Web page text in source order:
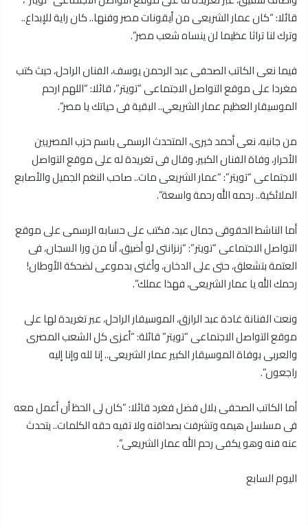
قائلا: “كان عمار الشريعى من أيقونات مصر وفنها.. كان راية للإبداع..
وترك لنا تراثا عظيما لن ينساه شعب مصر”.
فيما نعى الكاتب الصحفى عبد الرحمن يوسف، الفنان الراحل، حيث كتب
مغردا على موقع التواصل الاجتماعى “تويتر”، قائلا: “اللهم ارحم
الموسيقار العظيم عمار الشريعي.. البقية فى حياتك يا مصر”.
من جانبه، نعى أحمد خيرى، المتحدث الرسمى باسم حزب المصريين
الأحرار، وفاة الفنان الكبير، وقال فى تغريدة له على موقع التواصل
الاجتماعى “تويتر”: “عمار الشريعى مات.. صاحب النغم الجميل والأصابع
الملائكية.. رحمه الله رحمة واسعة”.
أما الناشط الحقوقى جمال عيد، فكتب على حسابه الرسمى على موقع
التواصل الاجتماعى “تويتر”: “زنزانتى لو أضيق، أنا من ورا السجان، فى
العتمة بتشعلق، حتى على الدخان، وأغنى بدموعى لضحكة الأوطان!
رحمك الله يا عمار الشريعى، فهذا عملك”.
ونعت الفنانة غادة عبد الرازق، الموسيقار الراحل، عبر تغريدة لها على
موقع التواصل الاجتماعى “تويتر” قائلة: “أعزى كل الشعب المصرى
والعربى بوفاة الموسيقار الكبير عمار الشريعى.. إنا لله وإنا إليه
راجعون”.
أما الكاتب الصحفى بلال فضل فغرد قائلا: “كان لى الحظ أن أعمل معه
فى مسلسل هيمه وتشرفت بصداقته ولا تفيه حقه الكلمات.. يتحدث
عنه فنه وهو يكفى رحم الله عمار الشريعى”.
اليوم السابع